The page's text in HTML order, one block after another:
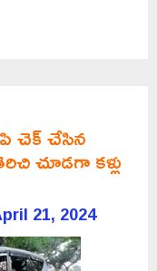
చెక్ చేసిన
చూడగా కళ్లు
21, 2024